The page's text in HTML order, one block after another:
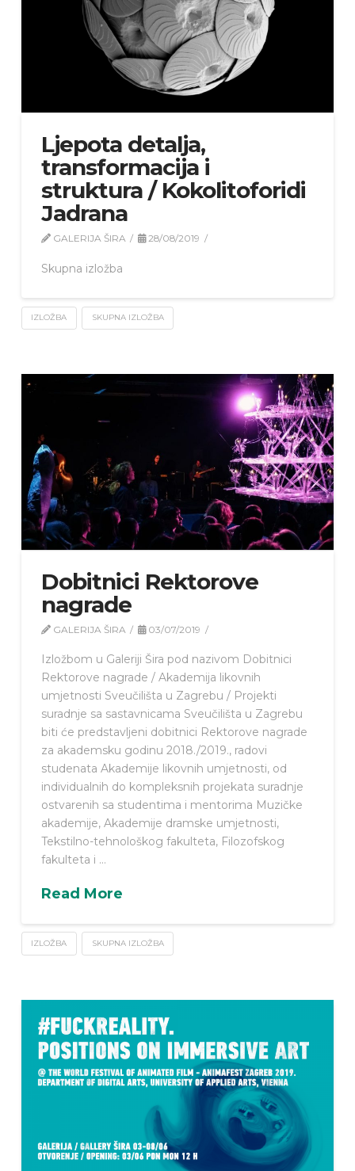
Ljepota detalja,
transformacija i
struktura / Kokolitoforidi
Jadrana
GALERIJA ŠIRA 28/08/2019
Skupna izložba
IZLOŽBA SKUPNA IZLOŽBA
Dobitnici Rektorove
nagrade
GALERIJA ŠIRA 03/07/2019
Izložbom u Galeriji Šira pod nazivom Dobitnici
Rektorove nagrade / Akademija likovnih
umjetnosti Sveučilišta u Zagrebu / Projekti
suradnje sa sastavnicama Sveučilišta u Zagrebu
biti će predstavljeni dobitnici Rektorove nagrade
za akademsku godinu 2018./2019., radovi
studenata Akademije likovnih umjetnosti, od
individualnih do kompleksnih projekata suradnje
ostvarenih sa studentima i mentorima Muzičke
akademije, Akademije dramske umjetnosti,
Tekstilno-tehnološkog fakulteta, Filozofskog
fakulteta i …
Read More
IZLOŽBA SKUPNA IZLOŽBA